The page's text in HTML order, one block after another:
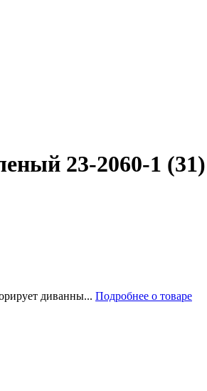
23-2060-1 (31)
диванны... Подробнее о товаре